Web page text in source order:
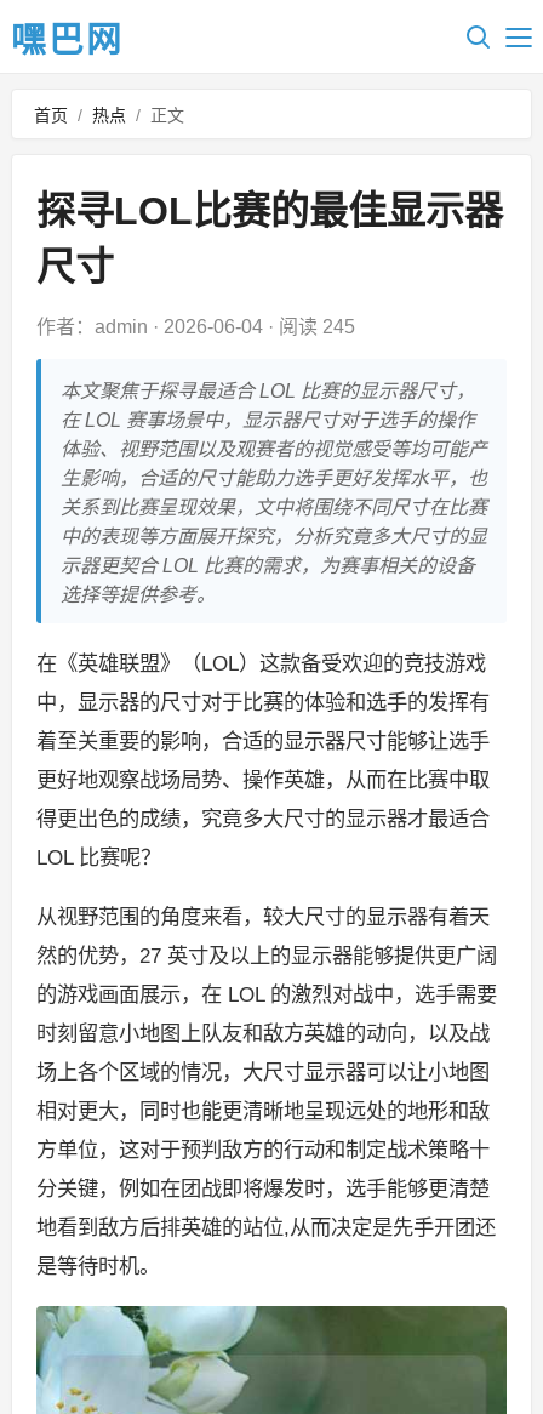
嘿巴网
首页 / 热点 / 正文
探寻LOL比赛的最佳显示器
尺寸
作者：admin · 2026-06-04· 阅读 245
本文聚焦于探寻最适合 LOL 比赛的显示器尺寸，
在 LOL 赛事场景中，显示器尺寸对于选手的操作
体验、视野范围以及观赛者的视觉感受等均可能产
生影响，合适的尺寸能助力选手更好发挥水平，也
关系到比赛呈现效果，文中将围绕不同尺寸在比赛
中的表现等方面展开探究，分析究竟多大尺寸的显
示器更契合 LOL 比赛的需求，为赛事相关的设备
选择等提供参考。
在《英雄联盟》（LOL）这款备受欢迎的竞技游戏
中，显示器的尺寸对于比赛的体验和选手的发挥有
着至关重要的影响，合适的显示器尺寸能够让选手
更好地观察战场局势、操作英雄，从而在比赛中取
得更出色的成绩，究竟多大尺寸的显示器才最适合
LOL 比赛呢？
从视野范围的角度来看，较大尺寸的显示器有着天
然的优势，27 英寸及以上的显示器能够提供更广阔
的游戏画面展示，在 LOL 的激烈对战中，选手需要
时刻留意小地图上队友和敌方英雄的动向，以及战
场上各个区域的情况，大尺寸显示器可以让小地图
相对更大，同时也能更清晰地呈现远处的地形和敌
方单位，这对于预判敌方的行动和制定战术策略十
分关键，例如在团战即将爆发时，选手能够更清楚
地看到敌方后排英雄的站位,从而决定是先手开团还
是等待时机。